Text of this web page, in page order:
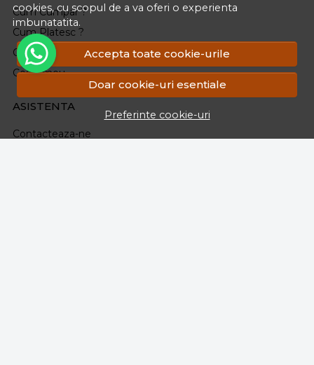
cookies, cu scopul de a va oferi o experienta
imbunatatita.
Accepta toate cookie-urile
Doar cookie-uri esentiale
Preferinte cookie-uri
Cum Cumpar ?
Cum Platesc ?
Cum Se Livreaza ?
Cosul meu
ASISTENTA
Contacteaza-ne